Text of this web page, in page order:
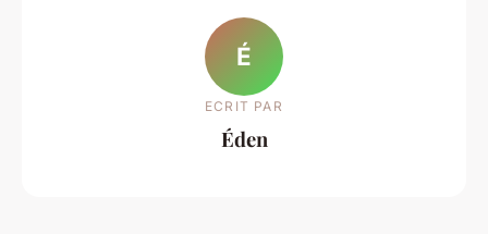
É
ECRIT PAR
Éden